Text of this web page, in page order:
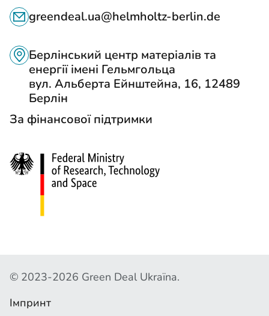
Л
А
Н
Н
С
О
Р
Ж
К
О
Н
Т
К
Т
И
greendeal.ua@helmholtz-berlin.de
Берлінський центр матеріалів та
енергії імені Гельмгольца
вул. Альберта Ейнштейна, 16, 12489
Берлін
За фінансової підтримки
А
Т
© 2023-2026 Green Deal Ukraїna.
Імпринт